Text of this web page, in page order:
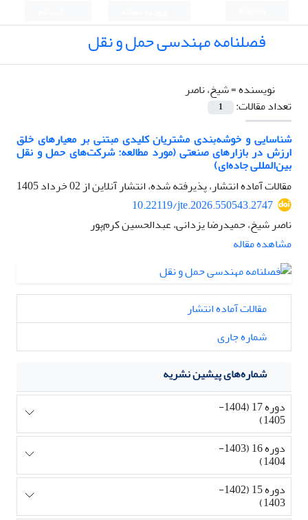
فصلنامه مهندسی حمل و نقل
نویسنده =شیخ، ناصر
تعداد مقالات:
1
شناسایی و خوشه‌بندی مشتریان کلیدی مبتنی بر معیارهای خلق
ارزش در بازارهای صنعتی (مورد مطالعه: شرکت‌های حمل و نقل
بین‌المللی جاده‌ای)
مقالات آماده انتشار، پذیرفته شده، انتشار آنلاین از02 خرداد 1405
10.22119/jte.2026.550543.2747
ناصر شیخ، حمیدرضا یزدانی، عبدالحسین کرم‌پور
مشاهده مقاله
مقالات آماده انتشار
شماره جاری
شماره‌های پیشین نشریه
دوره 17 (1404-
1405)
دوره 16 (1403-
1404)
دوره 15 (1402-
1403)